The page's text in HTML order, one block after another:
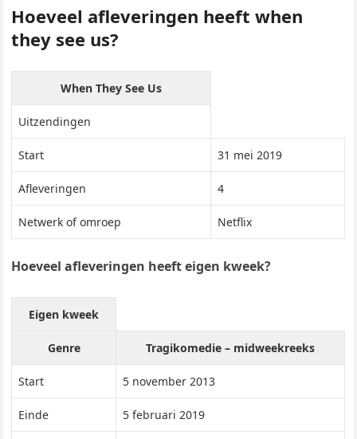
Hoeveel afleveringen heeft when
they see us?
When They See Us
Uitzendingen
Start 31 mei 2019
Afleveringen 4
Netwerk of omroep Netflix
Hoeveel afleveringen heeft eigen kweek?
Eigen kweek
Genre Tragikomedie – midweekreeks
Start 5 november 2013
Einde 5 februari 2019